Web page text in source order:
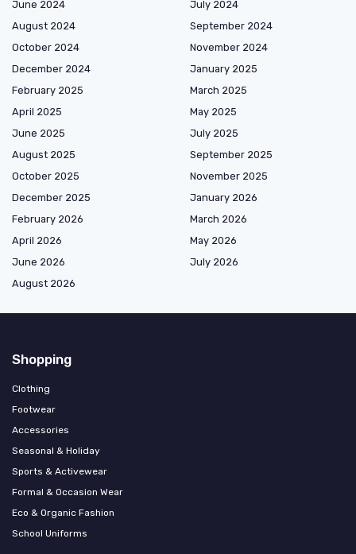
June 2024
July 2024
August 2024
September 2024
October 2024
November 2024
December 2024
January 2025
February 2025
March 2025
April 2025
May 2025
June 2025
July 2025
August 2025
September 2025
October 2025
November 2025
December 2025
January 2026
February 2026
March 2026
April 2026
May 2026
June 2026
July 2026
August 2026
Shopping
Clothing
Footwear
Accessories
Seasonal & Holiday
Sports & Activewear
Formal & Occasion Wear
Eco & Organic Fashion
School Uniforms